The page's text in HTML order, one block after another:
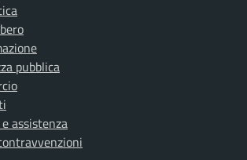
pubblica
assistenza